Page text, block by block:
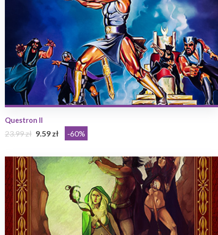
Questron II
23.99 zł 9.59 zł -60%